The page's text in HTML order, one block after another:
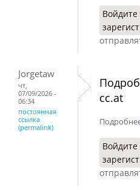
Войдите
Jorgetaw
чт,
07/09/2026 -
06:34
постоянная
ссылка
(permalink)
cc.at
Войдите